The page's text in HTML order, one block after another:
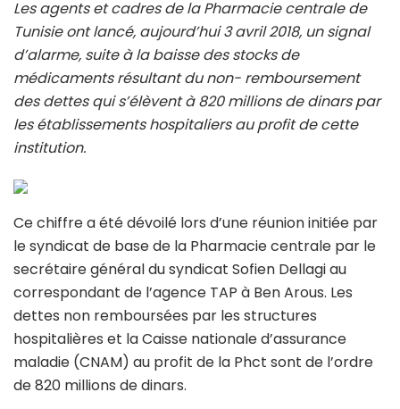
Les agents et cadres de la Pharmacie centrale de
Tunisie ont lancé, aujourd’hui 3 avril 2018, un signal
d’alarme, suite à la baisse des stocks de
médicaments résultant du non- remboursement
des dettes qui s’élèvent à 820 millions de dinars par
les établissements hospitaliers au profit de cette
institution.
Ce chiffre a été dévoilé lors d’une réunion initiée par
le syndicat de base de la Pharmacie centrale par le
secrétaire général du syndicat Sofien Dellagi au
correspondant de l’agence TAP à Ben Arous. Les
dettes non remboursées par les structures
hospitalières et la Caisse nationale d’assurance
maladie (CNAM) au profit de la Phct sont de l’ordre
de 820 millions de dinars.